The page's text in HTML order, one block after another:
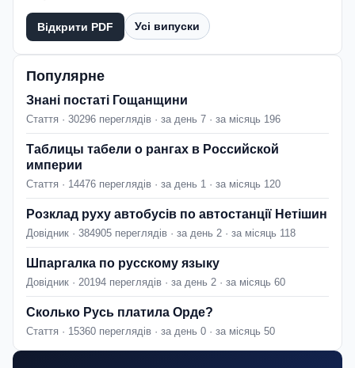
Відкрити PDF Усі випуски
Популярне
Знані постаті Гощанщини
Стаття · 30296 переглядів · за день 7 · за місяць 196
Таблицы табели о рангах в Российской
империи
Стаття · 14476 переглядів · за день 1 · за місяць 120
Розклад руху автобусів по автостанції Нетішин
Довідник · 384905 переглядів · за день 2 · за місяць 118
Шпаргалка по русскому языку
Довідник · 20194 переглядів · за день 2 · за місяць 60
Сколько Русь платила Орде?
Стаття · 15360 переглядів · за день 0 · за місяць 50